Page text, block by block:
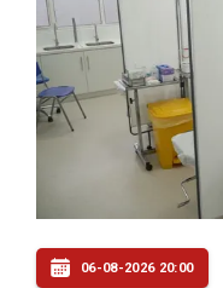
06-08-2026 20:00